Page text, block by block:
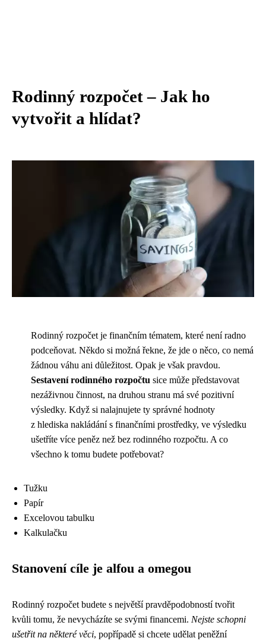
Rodinný rozpočet – Jak ho
vytvořit a hlídat?
Rodinný rozpočet je finančním tématem, které není radno
podceňovat. Někdo si možná řekne, že jde o něco, co nemá
žádnou váhu ani důležitost. Opak je však pravdou.
Sestavení rodinného rozpočtu sice může představovat
nezáživnou činnost, na druhou stranu má své pozitivní
výsledky. Když si nalajnujete ty správné hodnoty
z hlediska nakládání s finančními prostředky, ve výsledku
ušetříte více peněz než bez rodinného rozpočtu. A co
všechno k tomu budete potřebovat?
Tužku
Papír
Excelovou tabulku
Kalkulačku
Stanovení cíle je alfou a omegou
Rodinný rozpočet budete s největší pravděpodobností tvořit
kvůli tomu, že nevycházíte se svými financemi. Nejste schopni
ušetřit na některé věci, popřípadě si chcete udělat peněžní